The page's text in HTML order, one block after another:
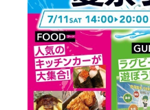
フィルム・ラッピング
特集記事
ストップ 不具合修理＆粗悪修理
コラム
ショップ紹介
ショップレポート
レストア
カーメーカー「旧車」関連プロジ
ェクト
イベント